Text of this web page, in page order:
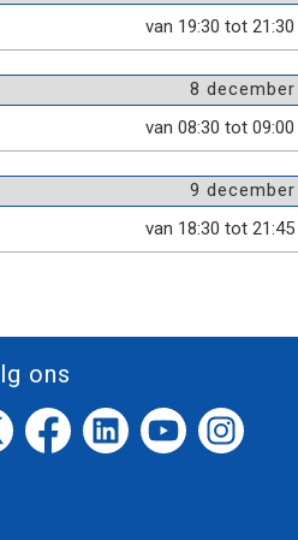
van 19:30 tot 21:30
8 december
van 08:30 tot 09:00
9 december
van 18:30 tot 21:45
ons